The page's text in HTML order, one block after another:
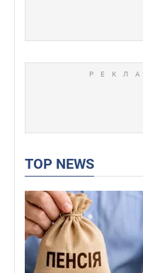
TOP NEWS